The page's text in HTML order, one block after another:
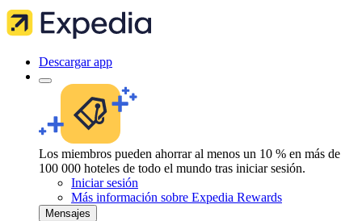
Descargar app
Los miembros pueden ahorrar al menos un 10 % en más de
100 000 hoteles de todo el mundo tras iniciar sesión.
Iniciar sesión
Más información sobre Expedia Rewards
Mensajes